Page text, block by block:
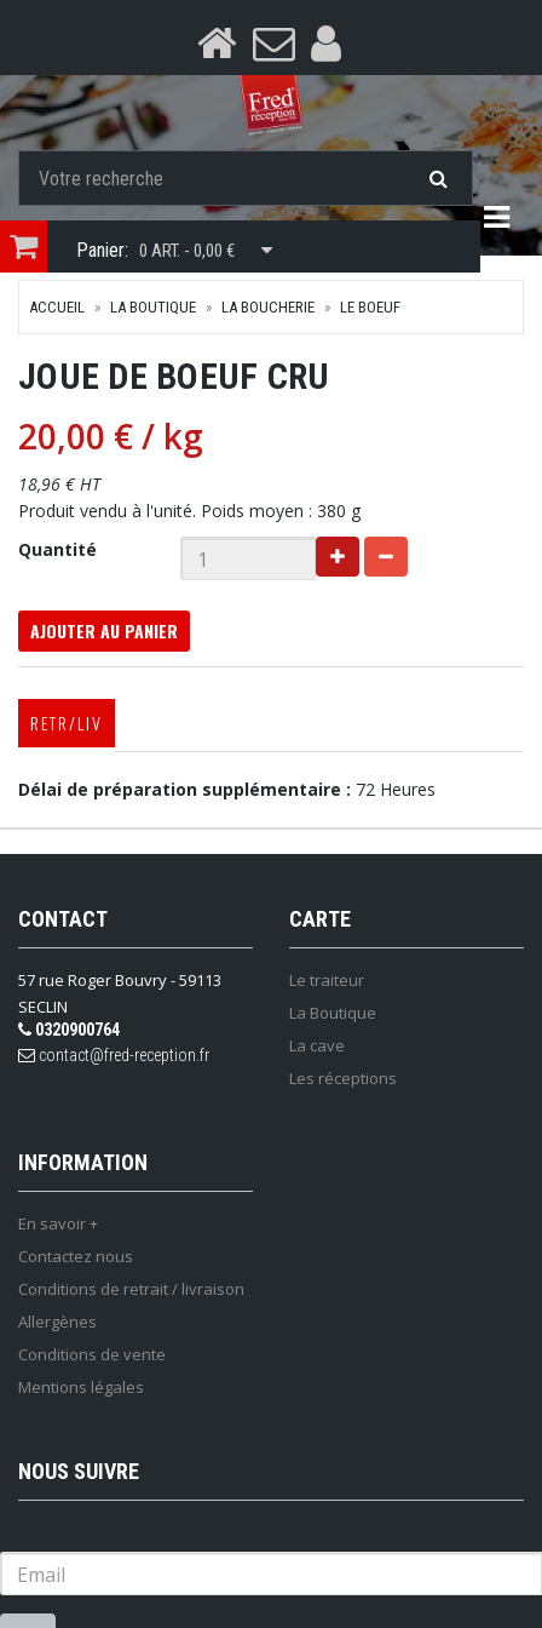
Panier: 0 ART. - 0,00 €
ACCUEIL LA BOUTIQUE LA BOUCHERIE LE BOEUF
JOUE DE BOEUF CRU
20,00 €/ kg
18,96 € HT
Produit vendu à l'unité. Poids moyen : 380 g
Quantité
AJOUTER AU PANIER
RETR/LIV
Délai de préparation supplémentaire : 72 Heures
CONTACT
57 rue Roger Bouvry - 59113
SECLIN
0320900764
contact@fred-reception.fr
CARTE
Le traiteur
La Boutique
La cave
Les réceptions
INFORMATION
En savoir +
Contactez nous
Conditions de retrait / livraison
Allergènes
Conditions de vente
Mentions légales
NOUS SUIVRE